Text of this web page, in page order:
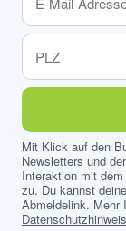
Mit Klick auf den
Newsletters und
Interaktion mit
zu. Du kannst
Abmeldelink. Mehr